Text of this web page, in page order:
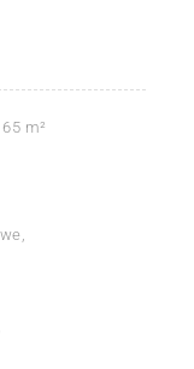
m²